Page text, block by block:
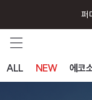
퍼
ALL NEW 에코